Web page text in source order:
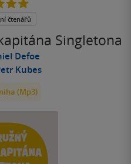
Singletona
Defoe
Kubes
(Mp3)
čtenářů